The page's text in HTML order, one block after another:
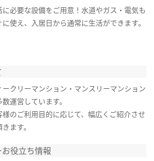
に必要な設備をご用意！水道やガス・電気も
に使え、入居日から通常に生活ができます。
ークリーマンション・マンスリーマンション
数運営しています。
様のご利用目的に応じて、幅広くご紹介させ
ます。
役立ち情報